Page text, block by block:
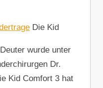
Die Kid
wurde unter
Dr.
Kid Comfort 3 hat